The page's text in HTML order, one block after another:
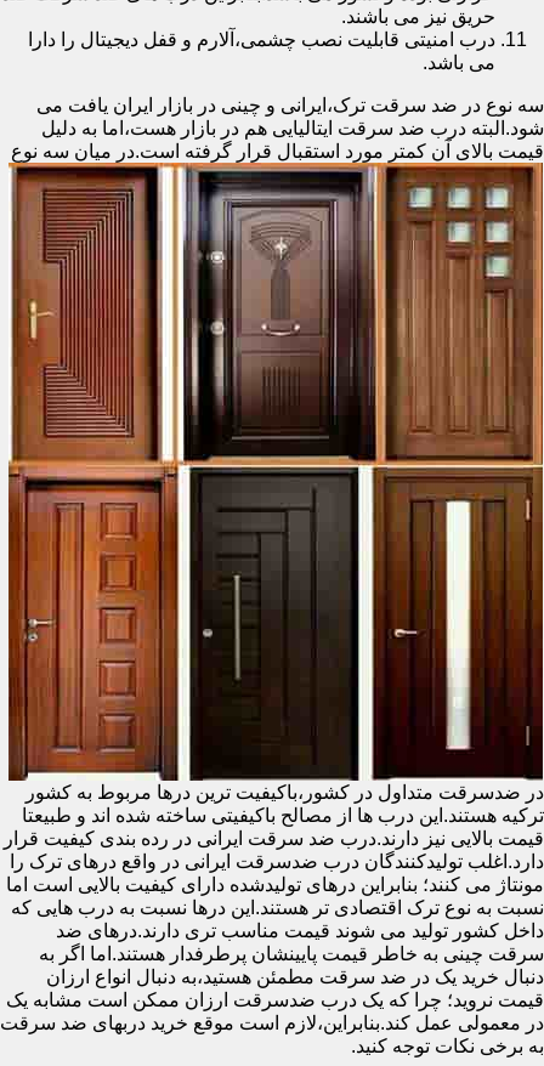
حریق نیز می باشند.
درب امنیتی قابلیت نصب چشمی،آلارم و قفل دیجیتال را دارا
می باشد.
سه نوع در ضد سرقت ترک،ایرانی و چینی در بازار ایران یافت می
شود.البته درب ضد سرقت ایتالیایی هم در بازار هست،اما به دلیل
قیمت بالای آن کمتر مورد استقبال قرار گرفته است.در میان سه نوع
در ضدسرقت متداول در کشور،باکیفیت ترین درها مربوط به کشور
ترکیه هستند.این درب ها از مصالح باکیفیتی ساخته شده اند و طبیعتا
قیمت بالایی نیز دارند.درب ضد سرقت ایرانی در رده بندی کیفیت قرار
دارد.اغلب تولیدکنندگان درب ضدسرقت ایرانی در واقع درهای ترک را
مونتاژ می کنند؛ بنابراین درهای تولیدشده دارای کیفیت بالایی است اما
نسبت به نوع ترک اقتصادی تر هستند.این درها نسبت به درب هایی که
داخل کشور تولید می شوند قیمت مناسب تری دارند.درهای ضد
سرقت چینی به خاطر قیمت پایینشان پرطرفدار هستند.اما اگر به
دنبال خرید یک در ضد سرقت مطمئن هستید،به دنبال انواع ارزان
قیمت نروید؛ چرا که یک درب ضدسرقت ارزان ممکن است مشابه یک
در معمولی عمل کند.بنابراین،لازم است موقع خرید دربهای ضد سرقت
به برخی نکات توجه کنید.